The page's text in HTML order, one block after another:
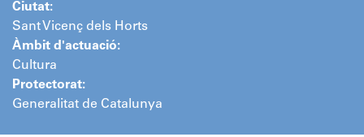
Ciutat:
Sant Vicenç dels Horts
Àmbit d'actuació:
Cultura
Protectorat:
Generalitat de Catalunya